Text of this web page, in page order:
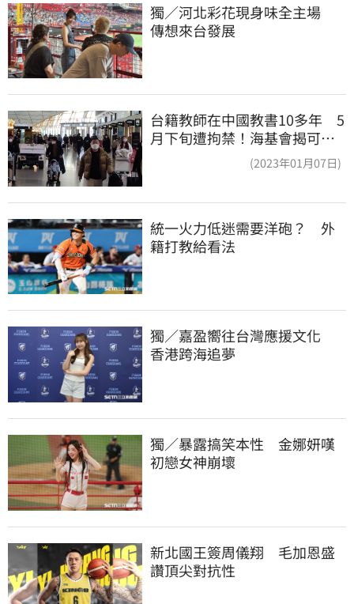
獨／河北彩花現身味全主場
傳想來台發展
台籍教師在中國教書10多年 5
月下旬遭拘禁！海基會揭可能
(2023年01月07日)
統一火力低迷需要洋砲？　外
籍打教給看法
獨／嘉盈嚮往台灣應援文化
香港跨海追夢
獨／暴露搞笑本性　金娜妍嘆
初戀女神崩壞
新北國王簽周儀翔　毛加恩盛
讚頂尖對抗性